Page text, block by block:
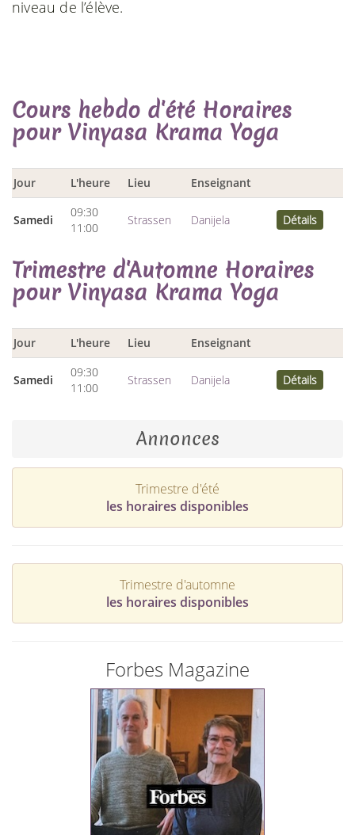
niveau de l’élève.
Cours hebdo d'été Horaires
pour Vinyasa Krama Yoga
Jour L'heure Lieu Enseignant
Samedi
09:30
11:00
Strassen Danijela Détails
Trimestre d'Automne Horaires
pour Vinyasa Krama Yoga
Jour L'heure Lieu Enseignant
Samedi
09:30
11:00
Strassen Danijela Détails
Annonces
Trimestre d'été
les horaires disponibles
Trimestre d'automne
les horaires disponibles
Forbes Magazine